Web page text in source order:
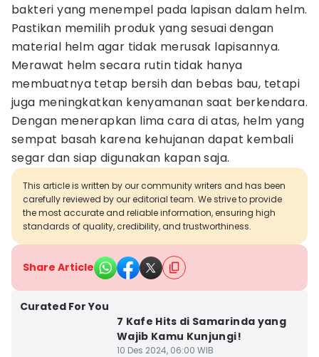
bakteri yang menempel pada lapisan dalam helm.
Pastikan memilih produk yang sesuai dengan
material helm agar tidak merusak lapisannya.
Merawat helm secara rutin tidak hanya
membuatnya tetap bersih dan bebas bau, tetapi
juga meningkatkan kenyamanan saat berkendara.
Dengan menerapkan lima cara di atas, helm yang
sempat basah karena kehujanan dapat kembali
segar dan siap digunakan kapan saja.
This article is written by our community writers and has been
carefully reviewed by our editorial team. We strive to provide
the most accurate and reliable information, ensuring high
standards of quality, credibility, and trustworthiness.
Share Article
Curated For You
7 Kafe Hits di Samarinda yang
Wajib Kamu Kunjungi!
10 Des 2024, 06:00 WIB